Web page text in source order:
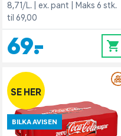
8,71/L.
ex. pant
Maks 6 stk.
til 69,00
69,- 0
SE HER
BILKA AVISEN